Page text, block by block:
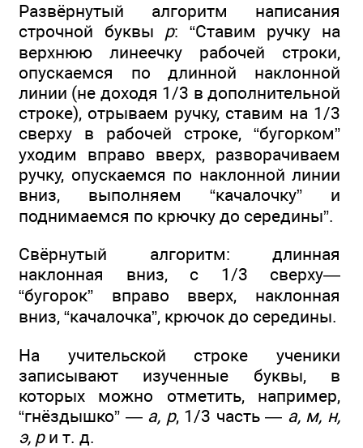
Развёрнутый алгоритм написания
строчной буквы р: “Ставим ручку на
верхнюю линеечку рабочей строки,
опускаемся по длинной наклонной
линии (не доходя 1/3 в дополнительной
строке), отрываем ручку, ставим на 1/3
сверху в рабочей строке, “бугорком”
уходим вправо вверх, разворачиваем
ручку, опускаемся по наклонной линии
вниз, выполняем “качалочку” и
поднимаемся по крючку до середины”.
Свёрнутый алгоритм: длинная
наклонная вниз, с 1/3 сверху—
“бугорок” вправо вверх, наклонная
вниз, “качалочка”, крючок до середины.
На учительской строке ученики
записывают изученные буквы, в
которых можно отметить, например,
“гнёздышко” — а, р, 1/3 часть — а, м, н,
э, ри т. д.